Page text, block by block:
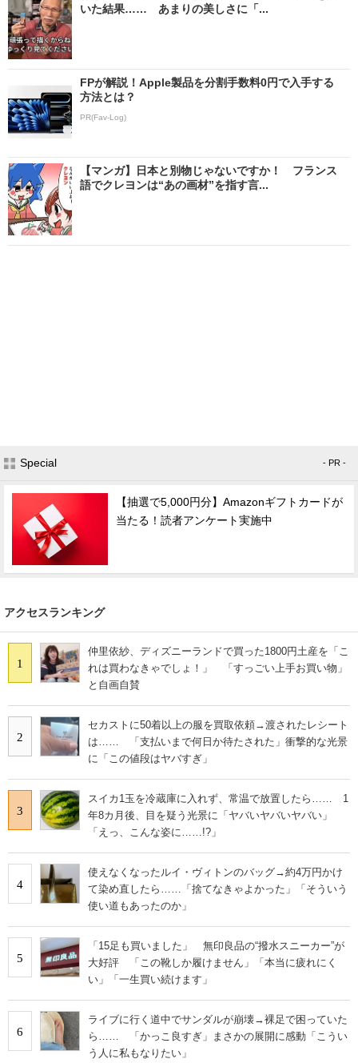
いた結果…… あまりの美しさに「...
FPが解説！Apple製品を分割手数料0円で入手する
方法とは？
PR(Fav-Log)
【マンガ】日本と別物じゃないですか！ フランス
語でクレヨンは“あの画材”を指す言...
Special - PR -
【抽選で5,000円分】Amazonギフトカードが
当たる！読者アンケート実施中
アクセスランキング
1
仲里依紗、ディズニーランドで買った1800円土産を「こ
れは買わなきゃでしょ！」 「すっごい上手お買い物」
と自画自賛
2
セカストに50着以上の服を買取依頼→渡されたレシート
は…… 「支払いまで何日か待たされた」衝撃的な光景
に「この値段はヤバすぎ」
3
スイカ1玉を冷蔵庫に入れず、常温で放置したら…… 1
年8カ月後、目を疑う光景に「ヤバいヤバいヤバい」
「えっ、こんな姿に……!?」
4
使えなくなったルイ・ヴィトンのバッグ→約4万円かけ
て染め直したら……「捨てなきゃよかった」「そういう
使い道もあったのか」
5
「15足も買いました」 無印良品の“撥水スニーカー”が
大好評 「この靴しか履けません」「本当に疲れにく
い」「一生買い続けます」
6
ライブに行く道中でサンダルが崩壊→裸足で困っていた
ら…… 「かっこ良すぎ」まさかの展開に感動「こうい
う人に私もなりたい」